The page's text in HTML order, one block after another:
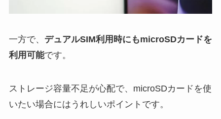
一方で、 デュアルSIM利用時にもmicroSDカードを
利用可能です。
ストレージ容量不足が心配で、microSDカードを使
いたい場合にはうれしいポイントです。